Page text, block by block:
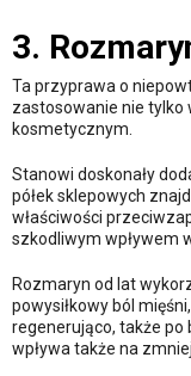
3.
Ta przyprawa o
zastosowanie nie tylko
kosmetycznym.
Stanowi doskonały
półek sklepowych
właściwości
szkodliwym wpływem
Rozmaryn od lat
powysiłkowy ból
regenerująco, także po
wpływa także na